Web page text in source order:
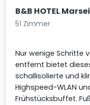
B&B HOTEL
51 Zimmer
Nur wenige Schritte
entfernt bietet
schallisolierte und
Highspeed-WLAN
Frühstücksbuffet.